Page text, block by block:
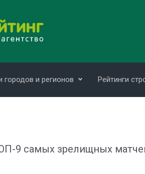
городов и регионов Рейтинги
9 самых зрелищных